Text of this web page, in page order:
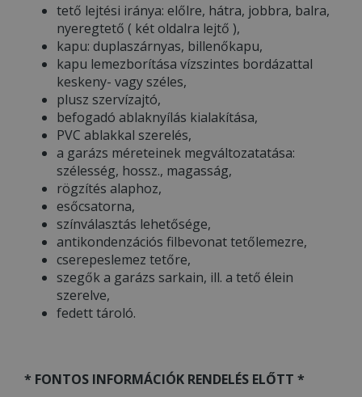
tető lejtési iránya: előlre, hátra, jobbra, balra,
nyeregtető ( két oldalra lejtő ),
kapu: duplaszárnyas, billenőkapu,
kapu lemezborítása vízszintes bordázattal
keskeny- vagy széles,
plusz szervízajtó,
befogadó ablaknyílás kialakítása,
PVC ablakkal szerelés,
a garázs méreteinek megváltozatatása:
szélesség, hossz., magasság,
rögzítés alaphoz,
esőcsatorna,
színválasztás lehetősége,
antikondenzációs filbevonat tetőlemezre,
cserepeslemez tetőre,
szegők a garázs sarkain, ill. a tető élein
szerelve,
fedett tároló.
* FONTOS INFORMÁCIÓK RENDELÉS ELŐTT *